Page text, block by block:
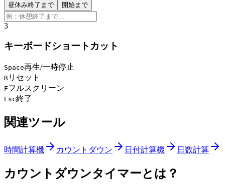
昼休み終了まで
開始まで
3
キーボードショートカット
Space再生/一時停止
R リセット
Fフルスクリーン
Esc終了
関連ツール
時間計算機 カウントダウン 日付計算機 日数計算
カウントダウンタイマーとは？